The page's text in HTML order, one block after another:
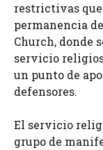
restrictivas
permanencia
Church, donde
servicio
un punto de
defensores.
El servicio
grupo de